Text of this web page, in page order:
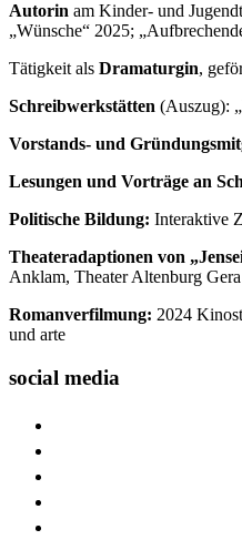
Autorin am Kinder- und
„Wünsche“ 2025;
Tätigkeit als Dramaturgin,
Schreibwerkstätten (Auszug):
Vorstands- und
Lesungen und Vorträge an
Politische Bildung: Interaktive
Theateradaptionen von
Anklam, Theater Altenburg Gera
Romanverfilmung: 2024
und arte
social media